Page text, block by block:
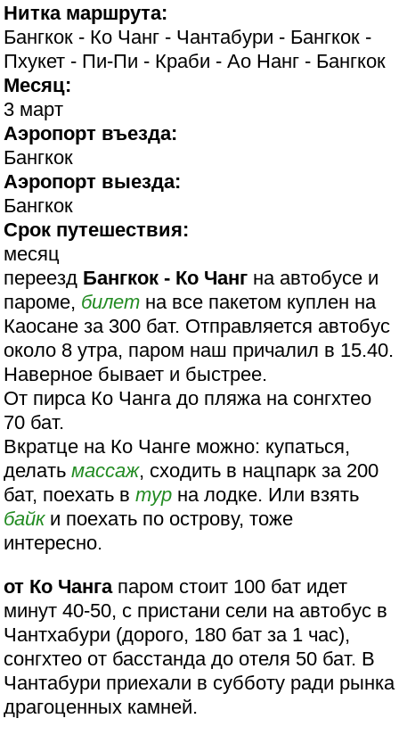
Нитка маршрута:
Бангкок - Ко Чанг - Чантабури - Бангкок -
Пхукет - Пи-Пи - Краби - Ао Нанг - Бангкок
Месяц:
3 март
Аэропорт въезда:
Бангкок
Аэропорт выезда:
Бангкок
Срок путешествия:
месяц
переезд Бангкок - Ко Чанг на автобусе и
пароме, билет на все пакетом куплен на
Каосане за 300 бат. Отправляется автобус
около 8 утра, паром наш причалил в 15.40.
Наверное бывает и быстрее.
От пирса Ко Чанга до пляжа на сонгхтео
70 бат.
Вкратце на Ко Чанге можно: купаться,
делатьмассаж, сходить в нацпарк за 200
бат, поехать втур на лодке. Или взять
байки поехать по острову, тоже
интересно.
от Ко Чангапаром стоит 100 бат идет
минут 40-50, с пристани сели на автобус в
Чантхабури (дорого, 180 бат за 1 час),
сонгхтео от басстанда до отеля 50 бат. В
Чантабури приехали в субботу ради рынка
драгоценных камней.